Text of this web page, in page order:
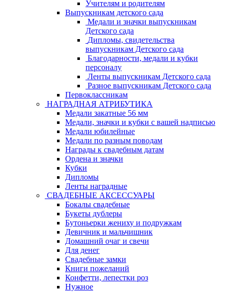
Учителям и родителям
Выпускникам детского сада
Медали и значки выпускникам
Детского сада
Дипломы, свидетельства
выпускникам Детского сада
Благодарности, медали и кубки
персоналу
Ленты выпускникам Детского сада
Разное выпускникам Детского сада
Первоклассникам
НАГРАДНАЯ АТРИБУТИКА
Медали закатные 56 мм
Медали, значки и кубки с вашей надписью
Медали юбилейные
Медали по разным поводам
Награды к свадебным датам
Ордена и значки
Кубки
Дипломы
Ленты наградные
СВАДЕБНЫЕ АКСЕССУАРЫ
Бокалы свадебные
Букеты дублеры
Бутоньерки жениху и подружкам
Девичник и мальчишник
Домашний очаг и свечи
Для денег
Свадебные замки
Книги пожеланий
Конфетти, лепестки роз
Нужное